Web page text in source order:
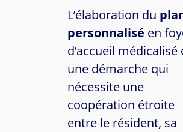
L’élaboration du
personnalisé en
d’accueil médicalisé
une démarche qui
nécessite une
coopération étroite
entre le résident, sa